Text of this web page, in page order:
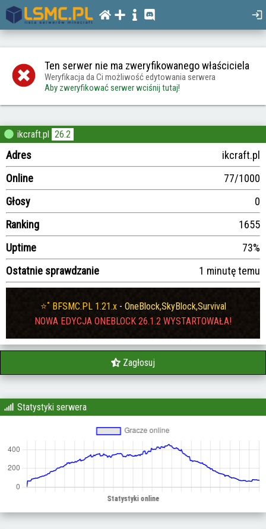
Ten serwer nie ma zweryfikowanego właściciela
Weryfikacja da Ci możliwość edytowania serwera
Aby zweryfikować serwer wciśnij tutaj!
ikcraft.pl 26.2
Adres
ikcraft.pl
Online
77/1000
Głosy
0
Ranking
1655
Uptime
73%
Ostatnie sprawdzanie
1 minutę temu
⭐˚ BFSMC.PL 1.21.x - OneBlock,SkyBlock,Survival
NOWA EDYCJA ONEBLOCK 26.1.2 WYSTARTOWAŁA!
Zagłosuj
Statystyki serwera